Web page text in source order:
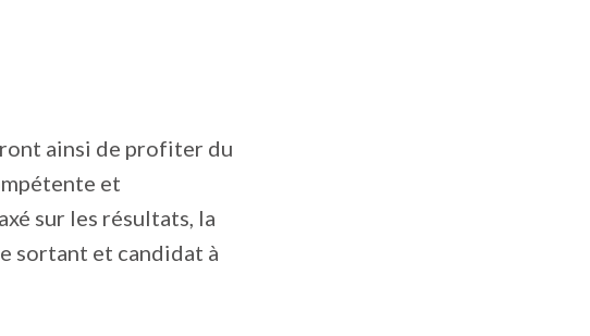
ainsi de profiter du
et
sur les résultats, la
sortant et candidat à